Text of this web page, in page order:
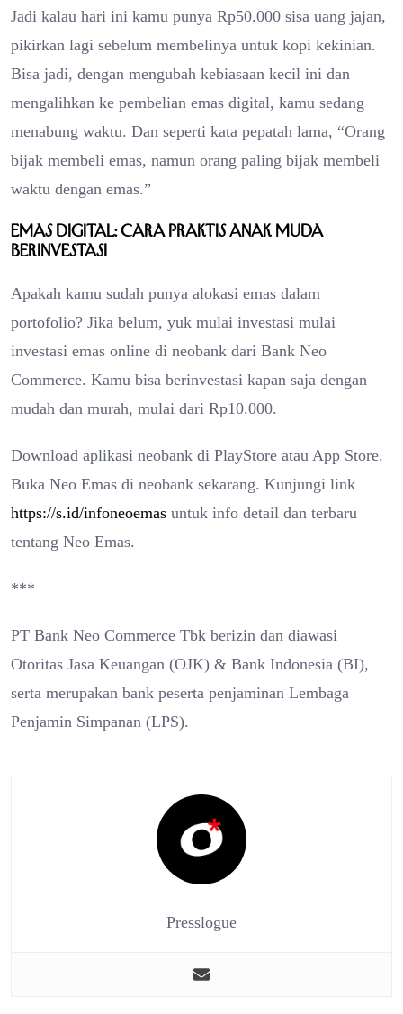
Jadi kalau hari ini kamu punya Rp50.000 sisa uang jajan,
pikirkan lagi sebelum membelinya untuk kopi kekinian.
Bisa jadi, dengan mengubah kebiasaan kecil ini dan
mengalihkan ke pembelian emas digital, kamu sedang
menabung waktu. Dan seperti kata pepatah lama, “Orang
bijak membeli emas, namun orang paling bijak membeli
waktu dengan emas.”
Emas Digital: Cara Praktis Anak Muda
Berinvestasi
Apakah kamu sudah punya alokasi emas dalam
portofolio? Jika belum, yuk mulai investasi mulai
investasi emas online di neobank dari Bank Neo
Commerce. Kamu bisa berinvestasi kapan saja dengan
mudah dan murah, mulai dari Rp10.000.
Download aplikasi neobank di PlayStore atau App Store.
Buka Neo Emas di neobank sekarang. Kunjungi link
https://s.id/infoneoemas untuk info detail dan terbaru
tentang Neo Emas.
***
PT Bank Neo Commerce Tbk berizin dan diawasi
Otoritas Jasa Keuangan (OJK) & Bank Indonesia (BI),
serta merupakan bank peserta penjaminan Lembaga
Penjamin Simpanan (LPS).
Presslogue